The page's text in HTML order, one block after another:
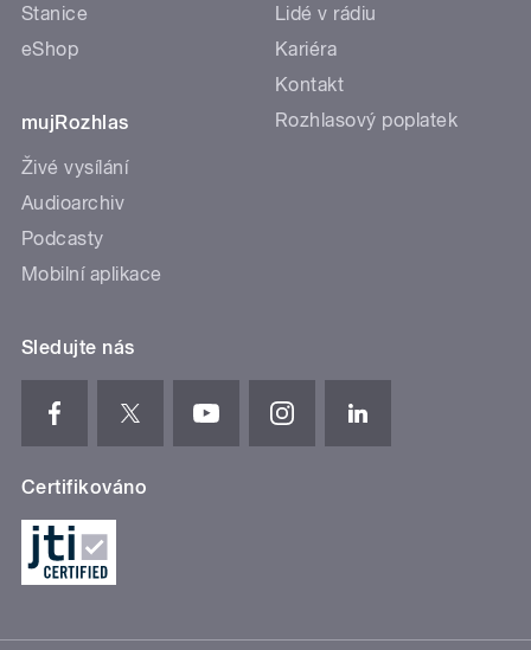
Stanice
eShop
mujRozhlas
Živé vysílání
Audioarchiv
Podcasty
Mobilní aplikace
Lidé v rádiu
Kariéra
Kontakt
Rozhlasový poplatek
Sledujte nás
Certifikováno